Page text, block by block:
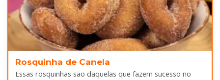
Rosquinha de Canela
Essas rosquinhas são daquelas que fazem sucesso no